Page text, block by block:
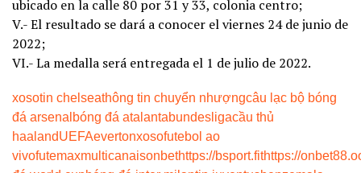
ubicado en la calle 80 por 31 y 33, colonia centro;
V.- El resultado se dará a conocer el viernes 24 de junio de
2022;
VI.- La medalla será entregada el 1 de julio de 2022.
xosotin chelseathông tin chuyển nhượngcâu lạc bộ bóng
đá arsenal bóng đá atalantabundesligacầu thủ
haalandUEFAevertonxosofutebol ao
vivofutemaxmulticanaisonbethttps://bsport.fithttps://